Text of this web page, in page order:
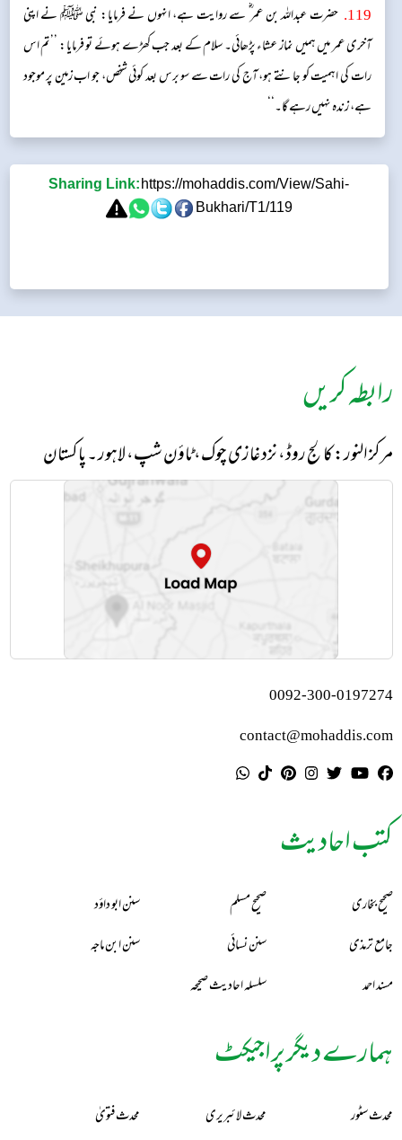
119
. حضرت عبداللہ بن عمر ؓ سے روایت ہے، انہوں نے فرمایا: نبی ﷺ نے اپنی
آخری عمر میں ہمیں نماز عشاء پڑھائی۔ سلام کے بعد جب کھڑے ہوئے تو فرمایا: ’’تم اس
رات کی اہمیت کو جانتے ہو، آج کی رات سے سو برس بعد کوئی شخص، جو اب زمین پر موجود
ہے، زندہ نہیں رہے گا۔‘‘
Sharing Link: https://mohaddis.com/View/Sahi-
Bukhari/T1/119
رابطہ کریں
مرکز النور: کالج روڈ، نزد غازی چوک، ٹاؤن شپ، لاہور ۔ پاکستان
0092-300-0197274
contact@mohaddis.com
کتب احادیث
صحیح بخاری صحیح مسلم
سنن ابو داؤد
جامع ترمذی
سنن نسائی
سنن ابن ماجہ
مسند احمد
سلسلہ احادیث صحیحہ
ہمارے دیگر پراجیکٹ
محدث سٹور محدث لائبریری محدث فتویٰ